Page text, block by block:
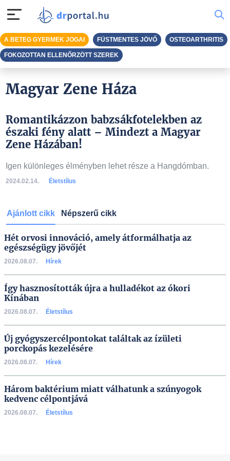
Magyar Zene Háza
Romantikázzon babzsákfotelekben az
északi fény alatt – Mindezt a Magyar
Zene Házában!
Igen különleges élményben lehet része a Hangdómban.
2024.02.14. Életstílus
Ajánlott cikk Népszerű cikk
Hét orvosi innováció, amely átformálhatja az
egészségügy jövőjét
2026.08.07. Hírek
Így hasznosították újra a hulladékot az ókori
Kínában
2026.08.07. Életstílus
Új gyógyszercélpontokat találtak az ízületi
porckopás kezelésére
2026.08.07. Hírek
Három baktérium miatt válhatunk a szúnyogok
kedvenc célpontjává
2026.08.07. Életstílus
A BETEG GYERMEK JOGAI FÜSTMENTES JÖVŐ OSTEOARTHRITIS
FOKOZOTTAN ELLENŐRZÖTT SZEREK